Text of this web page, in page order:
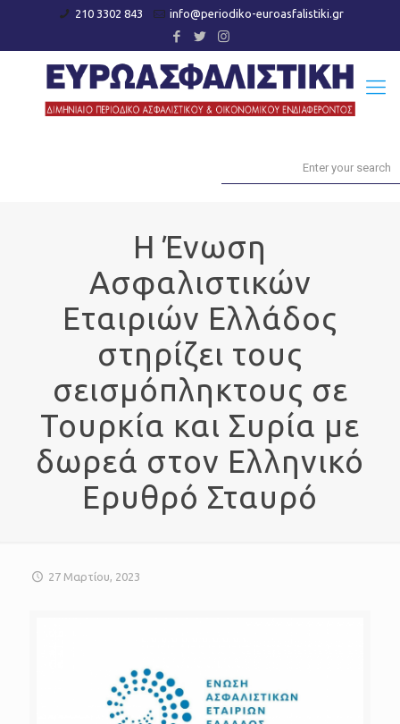
210 3302 843 info@periodiko-euroasfalistiki.gr
Η Ένωση
Ασφαλιστικών
Εταιριών Ελλάδος
στηρίζει τους
σεισμόπληκτους σε
Τουρκία και Συρία με
δωρεά στον Ελληνικό
Ερυθρό Σταυρό
27 Μαρτίου, 2023